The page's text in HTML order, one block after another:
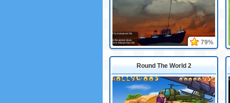
79%
Round The World 2